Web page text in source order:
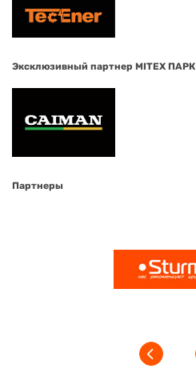
Эксклюзивный партнер MITEX ПАРК
Партнеры